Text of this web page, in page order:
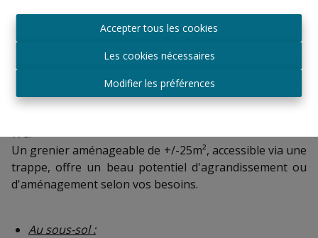
Accepter tous les cookies
Les cookies nécessaires
Modifier les préférences
deux véhicules en enfilade.
Un hall de nuit desservant trois belles chambres de
WC.
Un grenier aménageable de +/-25m², accessible via une
trappe, offre un beau potentiel d'agrandissement ou
d'aménagement selon vos besoins.
Au sous-sol :